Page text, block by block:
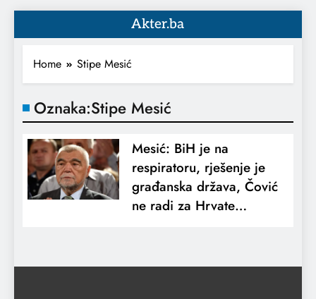
Akter.ba
Home Stipe Mesić
Oznaka:Stipe Mesić
Mesić: BiH je na
respiratoru, rješenje je
građanska država, Čović
ne radi za Hrvate…